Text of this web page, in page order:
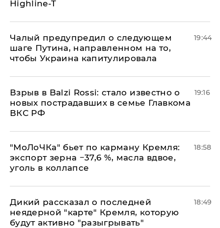
Highline-T
Чалый предупредил о следующем
шаге Путина, направленном на то,
чтобы Украина капитулировала
19:44
Взрыв в Balzi Rossi: стало известно о
новых пострадавших в семье Главкома
ВКС РФ
19:16
​"МоЛоЧКа" бьет по карману Кремля:
экспорт зерна −37,6 %, масла вдвое,
уголь в коллапсе
18:58
Дикий рассказал о последней
неядерной "карте" Кремля, которую
будут активно "разыгрывать"
18:49